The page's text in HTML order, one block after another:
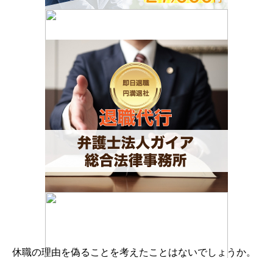
休職の理由を偽ることを考えたことはないでしょうか。